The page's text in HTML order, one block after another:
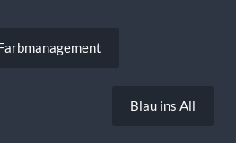
Blau ins All